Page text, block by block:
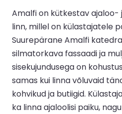
Amalfi on kütkestav ajaloo-
linn, millel on külastajatele
Suurepärane Amalfi
silmatorkava fassaadi ja
sisekujundusega on
samas kui linna võluvaid
kohvikud ja butiigid.
ka linna ajaloolisi paiku,